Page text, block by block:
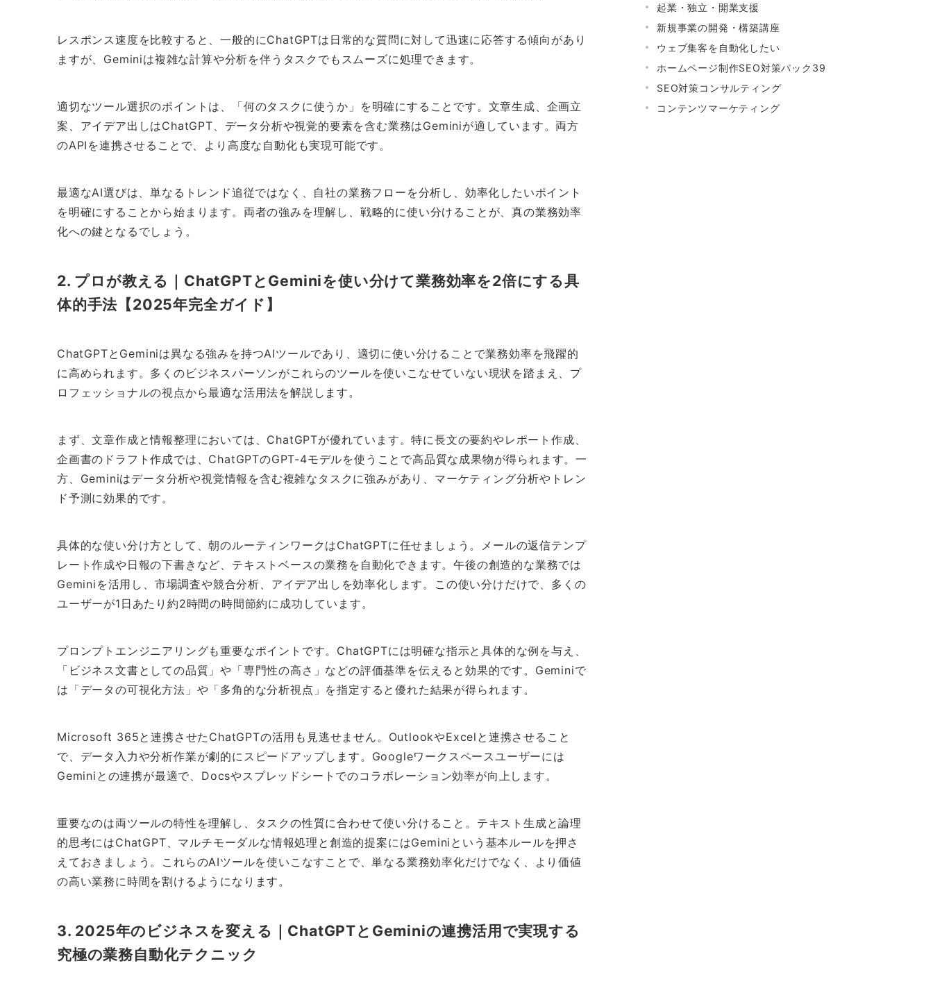
レスポンス速度を比較すると、一般的にChatGPTは日常的な質問に対して迅速に応答する傾向があり
ますが、Geminiは複雑な計算や分析を伴うタスクでもスムーズに処理できます。
適切なツール選択のポイントは、「何のタスクに使うか」を明確にすることです。文章生成、企画立
案、アイデア出しはChatGPT、データ分析や視覚的要素を含む業務はGeminiが適しています。両方
のAPIを連携させることで、より高度な自動化も実現可能です。
最適なAI選びは、単なるトレンド追従ではなく、自社の業務フローを分析し、効率化したいポイント
を明確にすることから始まります。両者の強みを理解し、戦略的に使い分けることが、真の業務効率
化への鍵となるでしょう。
2. プロが教える｜ChatGPTとGeminiを使い分けて業務効率を2倍にする具
体的手法【2025年完全ガイド】
ChatGPTとGeminiは異なる強みを持つAIツールであり、適切に使い分けることで業務効率を飛躍的
に高められます。多くのビジネスパーソンがこれらのツールを使いこなせていない現状を踏まえ、プ
ロフェッショナルの視点から最適な活用法を解説します。
まず、文章作成と情報整理においては、ChatGPTが優れています。特に長文の要約やレポート作成、
企画書のドラフト作成では、ChatGPTのGPT-4モデルを使うことで高品質な成果物が得られます。一
方、Geminiはデータ分析や視覚情報を含む複雑なタスクに強みがあり、マーケティング分析やトレン
ド予測に効果的です。
具体的な使い分け方として、朝のルーティンワークはChatGPTに任せましょう。メールの返信テンプ
レート作成や日報の下書きなど、テキストベースの業務を自動化できます。午後の創造的な業務では
Geminiを活用し、市場調査や競合分析、アイデア出しを効率化します。この使い分けだけで、多くの
ユーザーが1日あたり約2時間の時間節約に成功しています。
プロンプトエンジニアリングも重要なポイントです。ChatGPTには明確な指示と具体的な例を与え、
「ビジネス文書としての品質」や「専門性の高さ」などの評価基準を伝えると効果的です。Geminiで
は「データの可視化方法」や「多角的な分析視点」を指定すると優れた結果が得られます。
Microsoft 365と連携させたChatGPTの活用も見逃せません。OutlookやExcelと連携させること
で、データ入力や分析作業が劇的にスピードアップします。Googleワークスペースユーザーには
Geminiとの連携が最適で、Docsやスプレッドシートでのコラボレーション効率が向上します。
重要なのは両ツールの特性を理解し、タスクの性質に合わせて使い分けること。テキスト生成と論理
的思考にはChatGPT、マルチモーダルな情報処理と創造的提案にはGeminiという基本ルールを押さ
えておきましょう。これらのAIツールを使いこなすことで、単なる業務効率化だけでなく、より価値
の高い業務に時間を割けるようになります。
3. 2025年のビジネスを変える｜ChatGPTとGeminiの連携活用で実現する
究極の業務自動化テクニック
起業・独立・開業支援
新規事業の開発・構築講座
ウェブ集客を自動化したい
ホームページ制作SEO対策パック39
SEO対策コンサルティング
コンテンツマーケティング